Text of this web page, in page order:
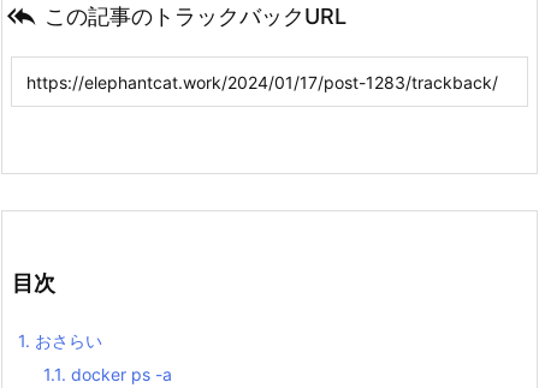
 この記事のトラックバックURL
目次
1. おさらい
1.1. docker ps -a